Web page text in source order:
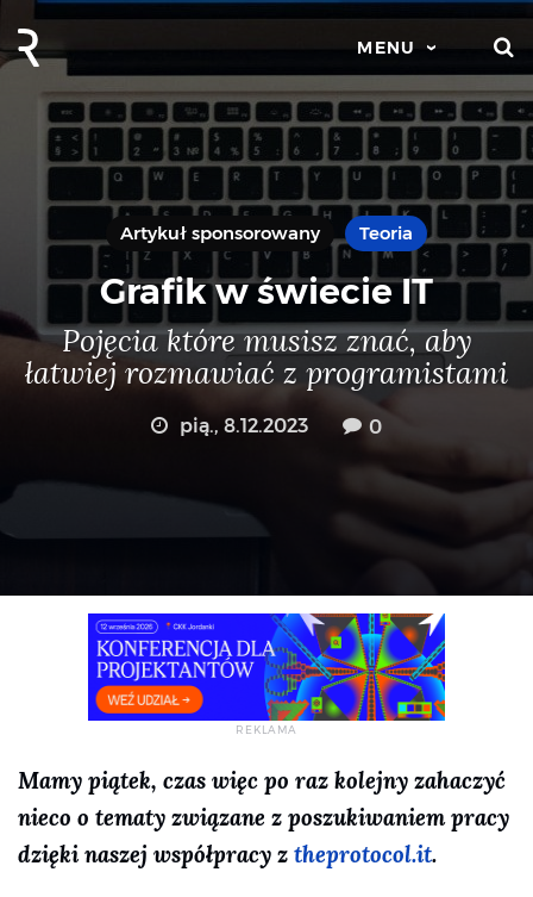
MENU
Artykuł sponsorowany Teoria
Grafik w świecie IT
Pojęcia które musisz znać, aby
łatwiej rozmawiać z programistami
pią., 8.12.2023 0
Mamy piątek, czas więc po raz kolejny zahaczyć
nieco o tematy związane z poszukiwaniem pracy
dzięki naszej współpracy z theprotocol.it.